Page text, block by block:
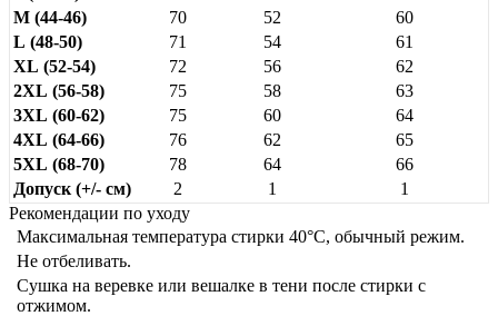
M (44-46)
70 52
60
L (48-50)
71 54
61
XL (52-54)
72 56
62
2XL (56-58)
75 58
63
3XL (60-62)
75 60
64
4XL (64-66)
76 62
65
5XL (68-70)
78 64
66
Допуск (+/- см)
2 1
1
Рекомендации по уходу
Максимальная температура стирки 40°C, обычный режим.
Не отбеливать.
Сушка на веревке или вешалке в тени после стирки с
отжимом.